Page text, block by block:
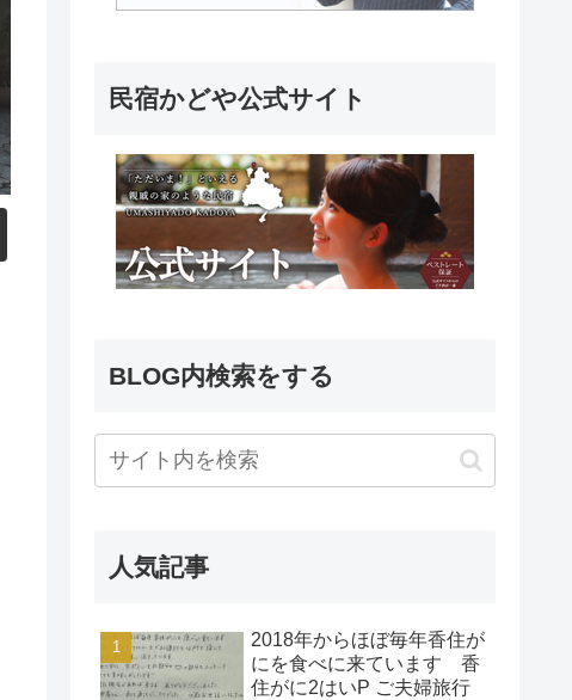
民宿かどや公式サイト
BLOG内検索をする
人気記事
2018年からほぼ毎年香住が
にを食べに来ています 香
住がに2はいP ご夫婦旅行